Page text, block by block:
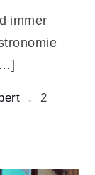
immer
2